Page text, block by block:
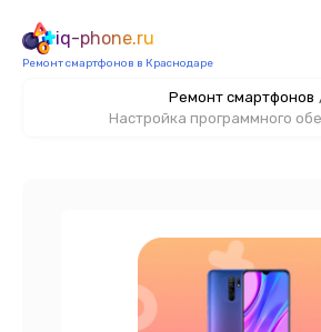
iq-phone.ru
Ремонт смартфонов в Краснодаре
Ремонт смартфонов
Настройка программного